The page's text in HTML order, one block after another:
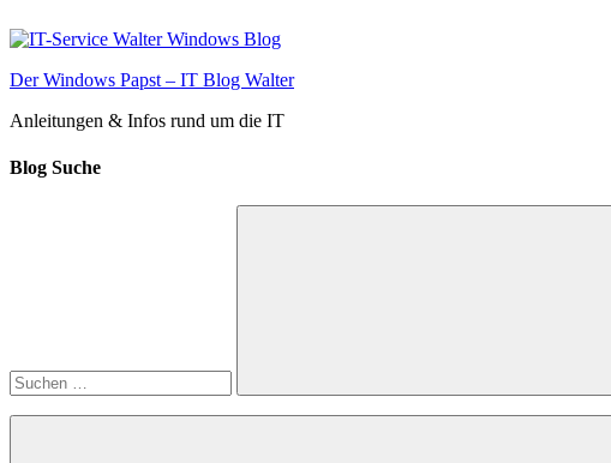
Inhalt
Der Windows Papst – IT Blog Walter
Anleitungen & Infos rund um die IT
Blog Suche
Suchen